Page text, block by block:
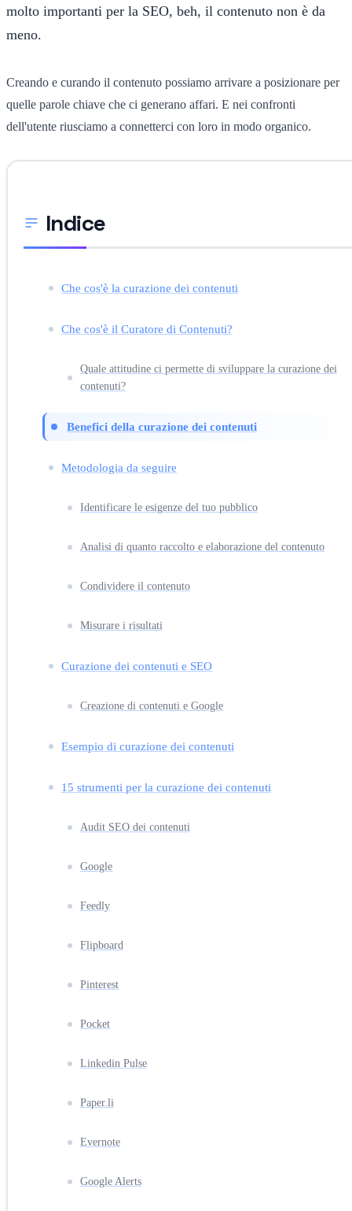
molto importanti per la SEO, beh, il contenuto non è da
meno.
Creando e curando il contenuto possiamo arrivare a posizionare per
quelle parole chiave che ci generano affari. E nei confronti
dell'utente riusciamo a connetterci con loro in modo organico.
Indice
Che cos'è la curazione dei contenuti
Che cos'è il Curatore di Contenuti?
Quale attitudine ci permette di sviluppare la curazione dei
contenuti?
Benefici della curazione dei contenuti
Metodologia da seguire
Identificare le esigenze del tuo pubblico
Analisi di quanto raccolto e elaborazione del contenuto
Condividere il contenuto
Misurare i risultati
Curazione dei contenuti e SEO
Creazione di contenuti e Google
Esempio di curazione dei contenuti
15 strumenti per la curazione dei contenuti
Audit SEO dei contenuti
Google
Feedly
Flipboard
Pinterest
Pocket
Linkedin Pulse
Paper.li
Evernote
Google Alerts